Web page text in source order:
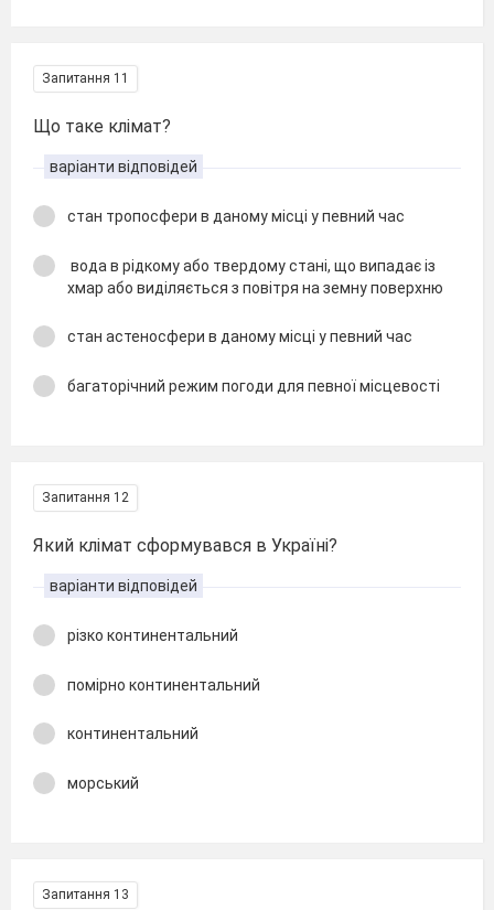
Запитання 11
Що таке клімат?
варіанти відповідей
стан тропосфери в даному місці у певний час
вода в рідкому або твердому стані, що випадає із
хмар або виділяється з повітря на земну поверхню
стан астеносфери в даному місці у певний час
багаторічний режим погоди для певної місцевості
Запитання 12
Який клімат сформувався в Україні?
варіанти відповідей
різко континентальний
помірно континентальний
континентальний
морський
Запитання 13